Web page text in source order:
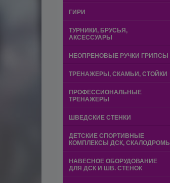
ГИРИ
ТУРНИКИ, БРУСЬЯ,
АКСЕССУАРЫ
НЕОПРЕНОВЫЕ РУЧКИ ГРИПСЫ
ТРЕНАЖЕРЫ, СКАМЬИ, СТОЙКИ
ПРОФЕССИОНАЛЬНЫЕ
ТРЕНАЖЕРЫ
ШВЕДСКИЕ СТЕНКИ
ДЕТСКИЕ СПОРТИВНЫЕ
КОМПЛЕКСЫ ДСК, СКАЛОДРОМЫ
НАВЕСНОЕ ОБОРУДОВАНИЕ
ДЛЯ ДСК И ШВ. СТЕНОК